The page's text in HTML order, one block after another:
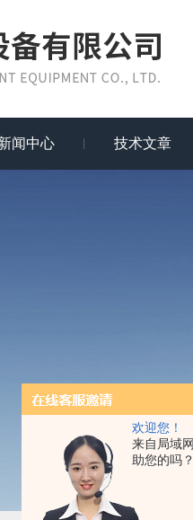
欢迎您！
来自局域
助您的吗？
闻中心 技术文章